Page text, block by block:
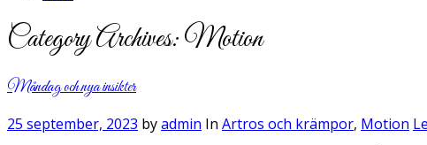
Category Archives:Motion
Måndag och nya insikter
25 september, 2023 byadmin In Artros och krämpor, Motion